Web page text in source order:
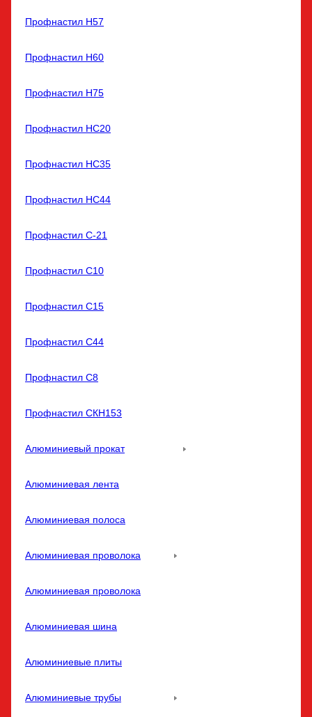
Профнастил Н57
Профнастил Н60
Профнастил Н75
Профнастил НС20
Профнастил НС35
Профнастил НС44
Профнастил С-21
Профнастил С10
Профнастил С15
Профнастил С44
Профнастил С8
Профнастил СКН153
Алюминиевый прокат
Алюминиевая лента
Алюминиевая полоса
Алюминиевая проволока
Алюминиевая проволока
Алюминиевая шина
Алюминиевые плиты
Алюминиевые трубы